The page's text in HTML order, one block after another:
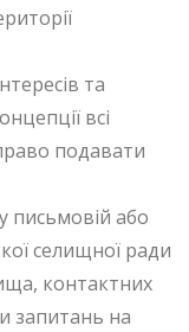
та
всі
подавати
письмовій або
селищної ради
контактних
запитань на